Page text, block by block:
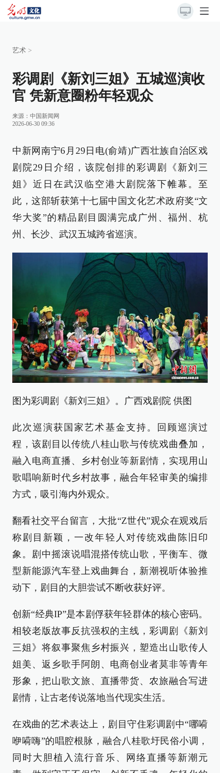
艺术 >
彩调剧《新刘三姐》五城巡演收
官 凭新意圈粉年轻观众
来源： 中国新闻网
2026-06-30 09:36
中新网南宁6月29日电(俞靖)广西壮族自治区戏
剧院29日介绍，该院创排的彩调剧《新刘三
姐》近日在武汉临空港大剧院落下帷幕。至
此，这部斩获第十七届中国文化艺术政府奖“文
华大奖”的精品剧目圆满完成广州、福州、杭
州、长沙、武汉五城跨省巡演。
图为彩调剧《新刘三姐》。广西戏剧院 供图
此次巡演获国家艺术基金支持。回顾巡演过
程，该剧目以传统八桂山歌与传统戏曲叠加，
融入电商直播、乡村创业等新剧情，实现用山
歌唱响新时代乡村故事，融合年轻审美的编排
方式，吸引海内外观众。
翻看社交平台留言，大批“Z世代”观众在观戏后
称剧目新颖，一改年轻人对传统戏曲陈旧印
象。剧中摇滚说唱混搭传统山歌，平衡车、微
型新能源汽车登上戏曲舞台，新潮视听体验推
动下，剧目的大胆尝试不断收获好评。
创新“经典IP”是本剧俘获年轻群体的核心密码。
相较老版故事反抗强权的主线，彩调剧《新刘
三姐》将叙事聚焦乡村振兴，塑造出山歌传人
姐美、返乡歌手阿朗、电商创业者莫非等青年
形象，把山歌文旅、直播带货、农旅融合写进
剧情，让古老传说落地当代现实生活。
在戏曲的艺术表达上，剧目守住彩调剧中“哪嗬
咿嗬嗨”的唱腔根脉，融合八桂歌圩民俗小调，
同时大胆植入流行音乐、网络直播等新潮元